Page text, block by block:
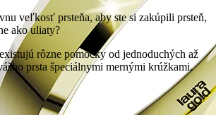
veľkosť prsteňa, aby ste si zakúpili prsteň,
ako uliaty?
rôzne pomôcky od jednoduchých až
prsta špeciálnymi mernými krúžkami.